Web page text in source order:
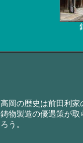
高岡の歴史は前田利家
鋳物製造の優遇策が
ろう。